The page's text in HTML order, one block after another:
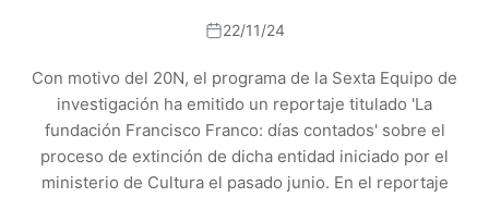
22/11/24
Con motivo del 20N, el programa de la Sexta Equipo de
investigación ha emitido un reportaje titulado 'La
fundación Francisco Franco: días contados' sobre el
proceso de extinción de dicha entidad iniciado por el
ministerio de Cultura el pasado junio. En el reportaje